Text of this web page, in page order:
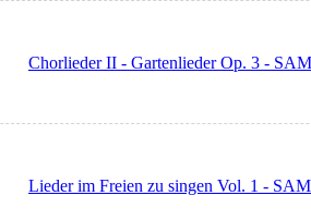
Chorlieder II - Gartenlieder Op. 3 -
Lieder im Freien zu singen Vol. 1 -